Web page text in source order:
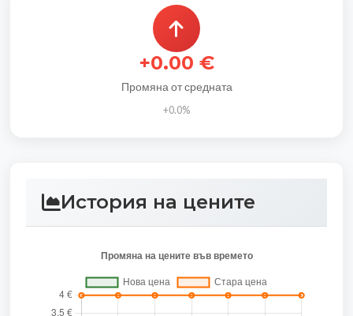
+0.00 €
Промяна от средната
+0.0%
История на цените